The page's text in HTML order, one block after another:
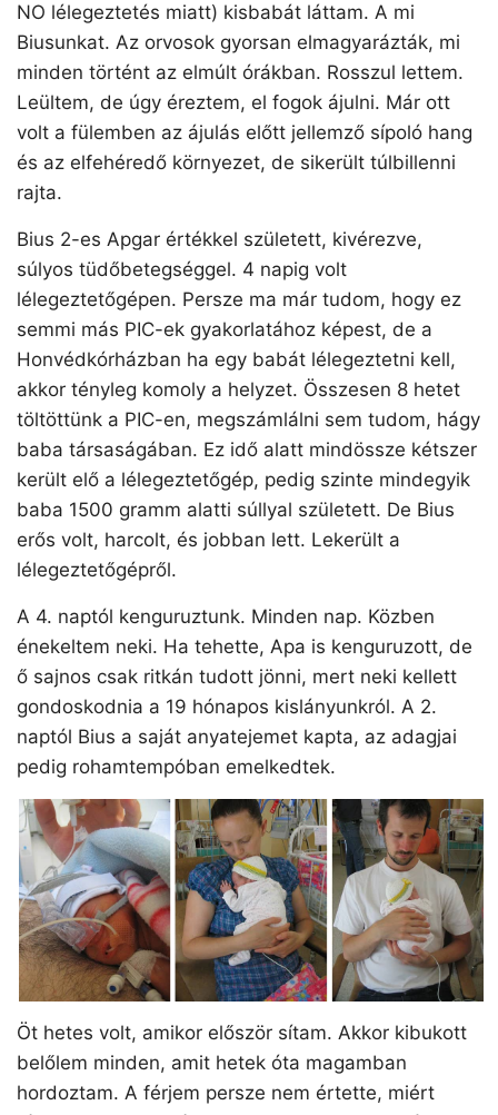
NO lélegeztetés miatt) kisbabát láttam. A mi
Biusunkat. Az orvosok gyorsan elmagyarázták, mi
minden történt az elmúlt órákban. Rosszul lettem.
Leültem, de úgy éreztem, el fogok ájulni. Már ott
volt a fülemben az ájulás előtt jellemző sípoló hang
és az elfehéredő környezet, de sikerült túlbillenni
rajta.
Bius 2-es Apgar értékkel született, kivérezve,
súlyos tüdőbetegséggel. 4 napig volt
lélegeztetőgépen. Persze ma már tudom, hogy ez
semmi más PIC-ek gyakorlatához képest, de a
Honvédkórházban ha egy babát lélegeztetni kell,
akkor tényleg komoly a helyzet. Összesen 8 hetet
töltöttünk a PIC-en, megszámlálni sem tudom, hágy
baba társaságában. Ez idő alatt mindössze kétszer
került elő a lélegeztetőgép, pedig szinte mindegyik
baba 1500 gramm alatti súllyal született. De Bius
erős volt, harcolt, és jobban lett. Lekerült a
lélegeztetőgépről.
A 4. naptól kenguruztunk. Minden nap. Közben
énekeltem neki. Ha tehette, Apa is kenguruzott, de
ő sajnos csak ritkán tudott jönni, mert neki kellett
gondoskodnia a 19 hónapos kislányunkról. A 2.
naptól Bius a saját anyatejemet kapta, az adagjai
pedig rohamtempóban emelkedtek.
Öt hetes volt, amikor először sítam. Akkor kibukott
belőlem minden, amit hetek óta magamban
hordoztam. A férjem persze nem értette, miért